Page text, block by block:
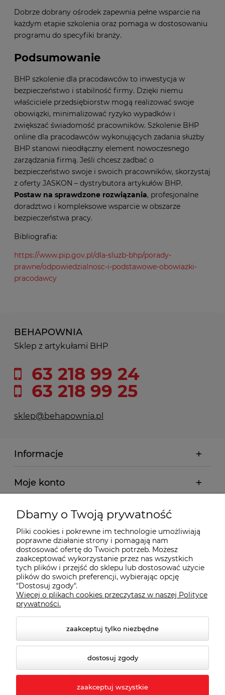
Dobrze dobrany ośrodek zapewnia pełne wsparcie na
każdym etapie szkolenia oraz pomaga w dostosowaniu
programu do specyfiki branży.
Podsumowanie
BHP szkolenie dla pracodawców to inwestycja w
bezpieczeństwo i stabilność firmy. Dzięki niemu
właściciele przedsiębiorstw mogą realizować swoje
obowiązki, minimalizować ryzyko wypadków i
zwiększać świadomość pracowników. Szkolenie BHP
online dla pracodawców wykonujących zadania służby
BHP stanowi nieodłączny element nowoczesnego
zarządzania firmą. Jeśli chcesz zadbać o
bezpieczeństwo swoje i swoich pracowników, skorzystaj
z oferty JASKON – dystrybutora artykułów BHP.
Postaw na sprawdzone rozwiązania, profesjonalne
doradztwo i kompleksowe wsparcie w obszarze
bezpieczeństwa pracy.
Bibliografia:
https://www.pip.gov.pl/dla-sluzb-bhp/porady-
prawne/odpowiedzialnosc-i-podstawowe-obowiazki-
pracodawcy
BEHAPOWNIA
Sklep z artykułami BHP
63 218 99 24
63 218 99 25
sklep@behapownia.pl
Informacje
Moje konto
Płatności i dostawa
Wybrane Kategorie
Wybrane Marki
Wiedza o BHP
Dbamy o Twoją prywatność
Pliki cookies i pokrewne im technologie umożliwiają
poprawne działanie strony i pomagają nam
dostosować ofertę do Twoich potrzeb. Możesz
zaakceptować wykorzystanie przez nas wszystkich
tych plików i przejść do sklepu lub dostosować użycie
plików do swoich preferencji, wybierając opcję
"Dostosuj zgody".
Więcej o plikach cookies przeczytasz w naszej Polityce
prywatności.
zaakceptuj tylko niezbędne
dostosuj zgody
zaakceptuj wszystkie